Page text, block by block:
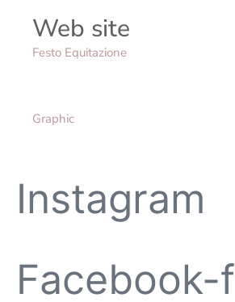
Web site
Festo Equitazione
Graphic
Instagram
Facebook-f